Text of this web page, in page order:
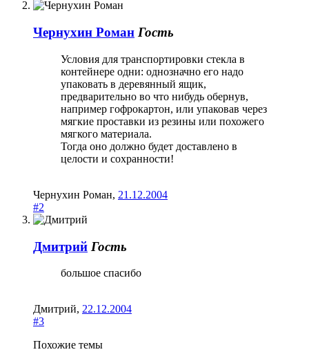
Чернухин Роман Гость
Условия для транспортировки стекла в
контейнере одни: однозначно его надо
упаковать в деревянный ящик,
предварительно во что нибудь обернув,
например гофрокартон, или упаковав через
мягкие проставки из резины или похожего
мягкого материала.
Тогда оно должно будет доставлено в
целости и сохранности!
Чернухин Роман, 21.12.2004
#2
Дмитрий Гость
большое спасибо
Дмитрий, 22.12.2004
#3
Похожие темы